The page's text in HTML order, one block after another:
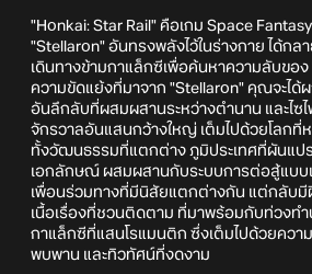
"Honkai: Star Rail" คือเกม Space
"Stellaron" อันทรงพลังไว้ในร่างกาย ได้กล
เดินทางข้ามกาแล็กซีเพื่อค้นหาความลับของ
ความขัดแย้งที่มาจาก "Stellaron" คุณจะได้
อันลึกลับที่ผสมผสานระหว่างตำนาน และไซไ
จักรวาลอันแสนกว้างใหญ่ เต็มไปด้วยโลกที่
ทั้งวัฒนธรรมที่แตกต่าง ภูมิประเทศที่ผันแป
เอกลักษณ์ ผสมผสานกับระบบการต่อสู้แบบ
เพื่อนร่วมทางที่มีนิสัยแตกต่างกัน แต่กลับ
เนื้อเรื่องที่ชวนติดตาม ที่มาพร้อมกับท่วงท
กาแล็กซีที่แสนโรแมนติก ซึ่งเต็มไปด้วยควา
พบพาน และทิวทัศน์ที่งดงาม